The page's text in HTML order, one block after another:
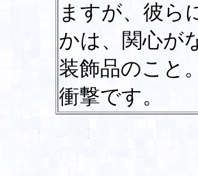
ますが、彼ら
かは、関心が
装飾品のこと
衝撃です。